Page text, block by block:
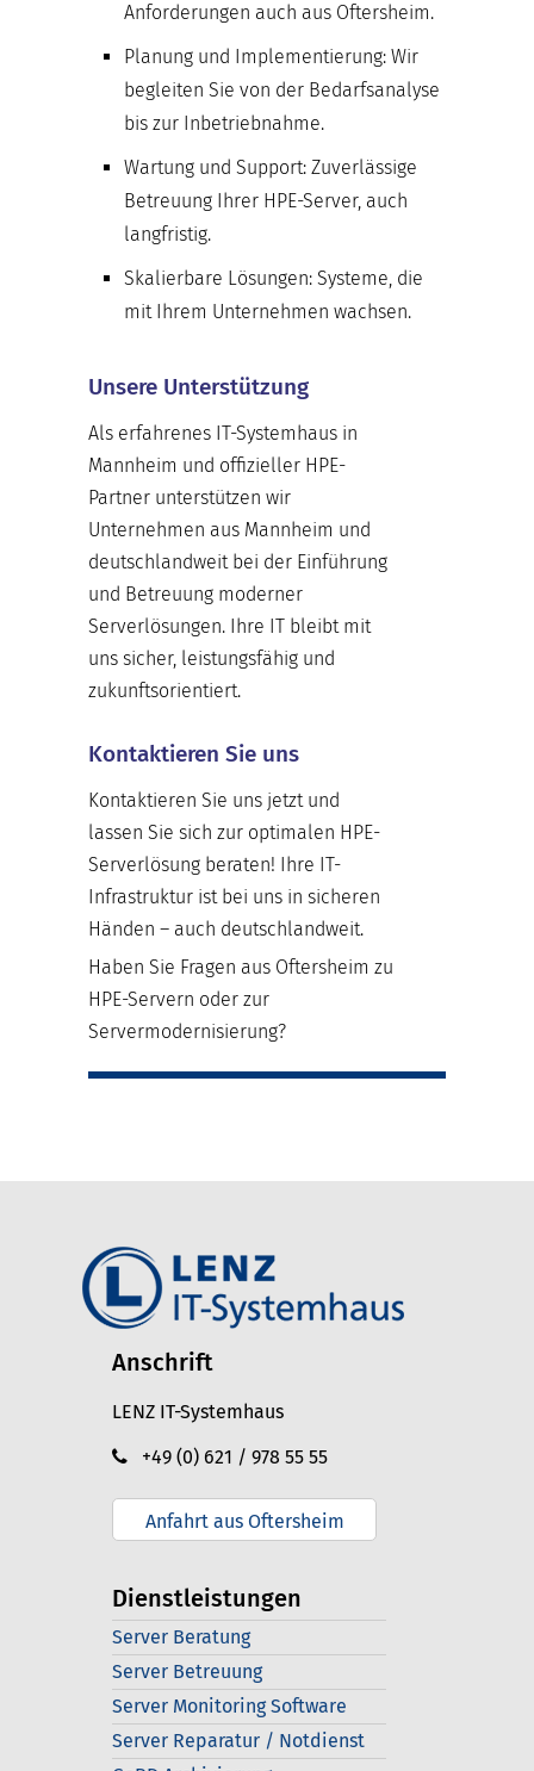
Anforderungen auch aus Oftersheim.
Planung und Implementierung: Wir
begleiten Sie von der Bedarfsanalyse
bis zur Inbetriebnahme.
Wartung und Support: Zuverlässige
Betreuung Ihrer HPE-Server, auch
langfristig.
Skalierbare Lösungen: Systeme, die
mit Ihrem Unternehmen wachsen.
Unsere Unterstützung
Als erfahrenes IT-Systemhaus in
Mannheim und offizieller HPE-
Partner unterstützen wir
Unternehmen aus Mannheim und
deutschlandweit bei der Einführung
und Betreuung moderner
Serverlösungen. Ihre IT bleibt mit
uns sicher, leistungsfähig und
zukunftsorientiert.
Kontaktieren Sie uns
Kontaktieren Sie uns jetzt und
lassen Sie sich zur optimalen HPE-
Serverlösung beraten! Ihre IT-
Infrastruktur ist bei uns in sicheren
Händen – auch deutschlandweit.
Haben Sie Fragen aus Oftersheim zu
HPE-Servern oder zur
Servermodernisierung?
Anschrift
LENZ IT-Systemhaus
+49 (0) 621 / 978 55 55
Anfahrt aus Oftersheim
Dienstleistungen
Server Beratung
Server Betreuung
Server Monitoring Software
Server Reparatur / Notdienst